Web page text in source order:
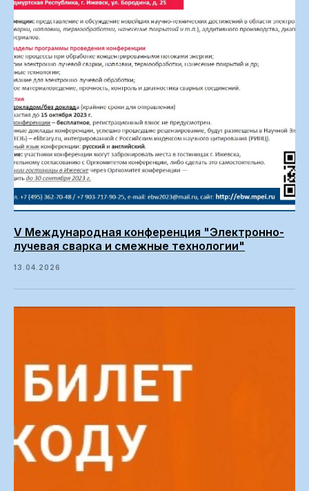
V Международная конференция "Электронно-
лучевая сварка и смежные технологии"
13.04.2026